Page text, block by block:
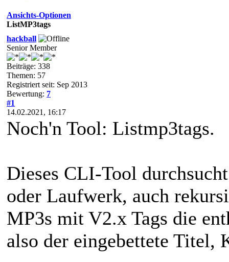
Ansichts-Optionen
ListMP3tags
hackball
Senior Member
Beiträge: 338
Themen: 57
Registriert seit: Sep 2013
Bewertung: 7
#1
14.02.2021, 16:17
Noch'n Tool: Listmp3tags.
Dieses CLI-Tool
oder Laufwerk, auch
MP3s mit V2.x Tags die
also der eingebettete Titel,